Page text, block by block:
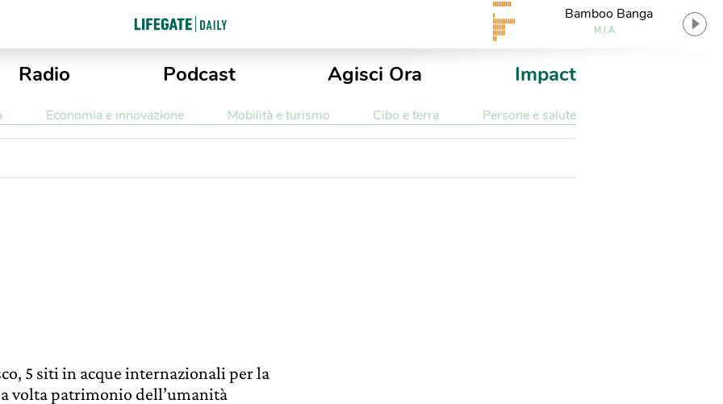
Bamboo Banga
M.I.A.
Radio Podcast Agisci Ora Impact
Economia e innovazione Mobilità e turismo Cibo e terra Persone e salute
5 siti in acque internazionali per la
volta patrimonio dell’umanità